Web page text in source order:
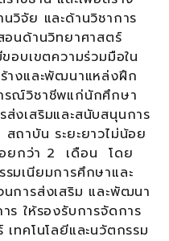
วิจัย และด้านวิชาการ
อนด้านวิทยาศาสตร์
อบเขตความร่วมมือใน
างและพัฒนาแหล่งฝึก
รณ์วิชาชีพแก่นักศึกษา
งเสริมและสนับสนุนการ
ถาบัน ระยะยาวไม่น้อย
อยกว่า 2 เดือน โดย
มเนียมการศึกษาและ
การส่งเสริม และพัฒนา
ร ให้รองรับการจัดการ
ทคโนโลยีและนวัตกรรม